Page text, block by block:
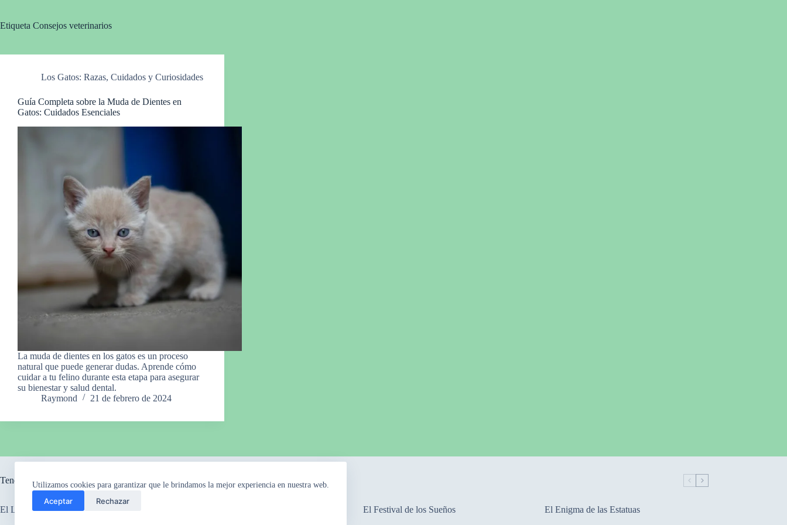
Utilizamos cookies para garantizar que le brindamos la mejor experiencia en nuestra web.
Aceptar Rechazar
Etiqueta Consejos veterinarios
Los Gatos: Razas, Cuidados y Curiosidades
Guía Completa sobre la Muda de Dientes en
Gatos: Cuidados Esenciales
La muda de dientes en los gatos es un proceso
natural que puede generar dudas. Aprende cómo
cuidar a tu felino durante esta etapa para asegurar
su bienestar y salud dental.
Raymond
21 de febrero de 2024
Tendencia ahora
El Legado Perdido El Festival de los Sueños El Enigma de las Estatuas